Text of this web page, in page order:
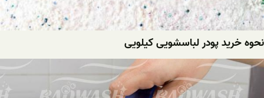
نحوه خرید پودر لباسشویی کیلویی